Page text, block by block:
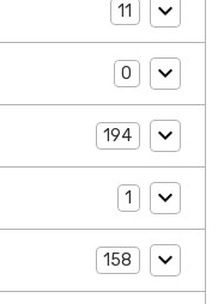
11
0
194
1
158